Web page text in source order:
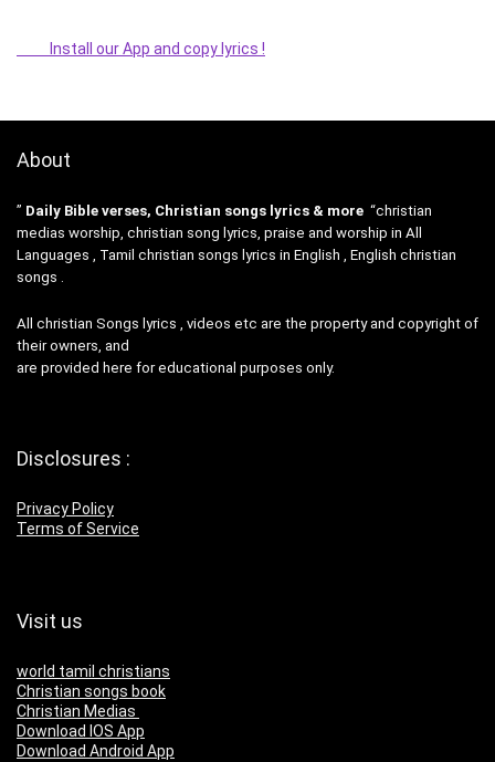
Install our App and copy lyrics !
About
” Daily Bible verses, Christian songs lyrics & more “christian
medias worship, christian song lyrics, praise and worship in All
Languages , Tamil christian songs lyrics in English , English christian
songs .
All christian Songs lyrics , videos etc are the property and copyright of
their owners, and
are provided here for educational purposes only.
Disclosures :
Privacy Policy
Terms of Service
Visit us
world tamil christians
Christian songs book
Christian Medias
Download IOS App
Download Android App